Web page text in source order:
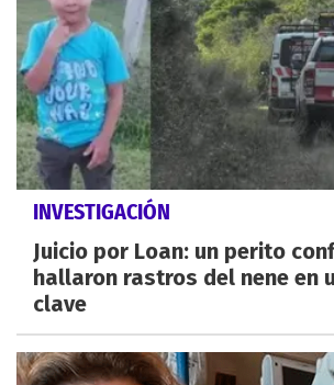
INVESTIGACIÓN
Juicio por Loan: un perito
hallaron rastros del nene en
clave